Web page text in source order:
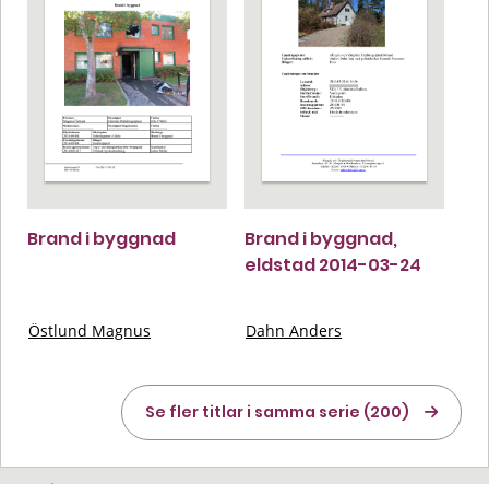
Brand i byggnad
Östlund Magnus
Brand i byggnad,
eldstad 2014-03-24
Dahn Anders
Se fler titlar i samma serie (200)